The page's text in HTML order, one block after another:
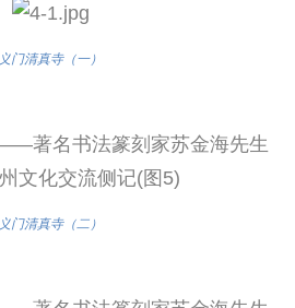
义门清真寺（一）
义门清真寺（二）